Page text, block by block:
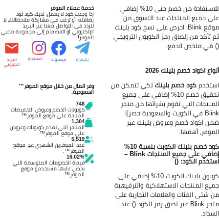
للاستفادة من خصم حتى 10% إضافي
جميع المنتجات عند التسوق من
موقع Blink، احرص على نسخ كود بلينك
تأكد من إلصاق رمز الكوبون الترويجي
في ملخص الدفع.
اكواد خصم بلينك 2026
كود خصم بلينكلكي تتمكن من
تحقيق خصم 10% إضافي على جميع
التي تقوم بشرائها من متجر
Blink في الكويت والسعودية حصريًا
اكواد خصم وعروض بلينك عبر
أهمها:
كود خصم بلينك الكويت بنسبة 10%
إضافي على جميع المنتجات Blink –
الكود: ()
كوبون بلينك الكويت 10% إضافي على
المنتجات الاستهلاكية والترفيهية
شتى الفئات والعلامات التجارية على
متجر Blink عبر لصق رمز الكود () عند
خدمة عملاء الموفر
إذا وجدت كود لا يعمل، لديك كود تود
إضافته، أو ترغب في مشاركة ملاحظاتك، لا
تتردد في التواصل معنا عبر البريد
الإلكتروني أو الانضمام إلى مجموعة محبي
الموفر!
تيليغرام فيسبوك انستجرام البريد
الكتروني
وفر المال من خلال موقع الموفر™
السعودية.
748
كوبونات الخصم وعروض التخفيضات
المتاحة على موقع الموفر™.
1,304
المتاجر التي تقدم كوبونات وعروض
على موقع الموفر™.
5,519
عدد الموفرين الشهري عبر موقع
الموفر™.
16.02%
قيمة الخصومات المتوسطة التي
يحصل عليها مستخدمو موقع
الموفر™.